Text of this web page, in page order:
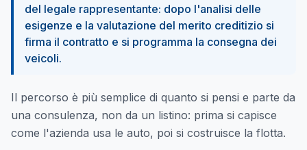
del legale rappresentante: dopo l'analisi delle
esigenze e la valutazione del merito creditizio si
firma il contratto e si programma la consegna dei
veicoli.
Il percorso è più semplice di quanto si pensi e parte da
una consulenza, non da un listino: prima si capisce
come l'azienda usa le auto, poi si costruisce la flotta.